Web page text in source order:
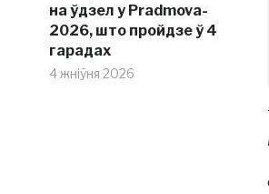
на ўдзел у Pradmova-
2026, што пройдзе ў 4
гарадах
4 жніўня 2026